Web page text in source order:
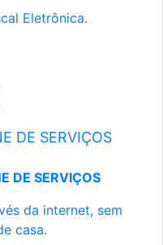
Eletrônica.
DE SERVIÇOS
DE SERVIÇOS
da internet, sem
casa.